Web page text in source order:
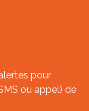
pour
ou appel) de